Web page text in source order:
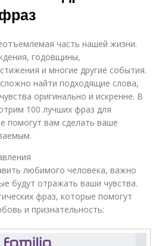
часть нашей жизни.
годовщины,
и многие другие события.
найти подходящие слова,
оригинально и искренне. В
100 лучших фраз для
помогут вам сделать ваше
любимого человека, важно
будут отражать ваши чувства.
фраз, которые помогут
и признательность: